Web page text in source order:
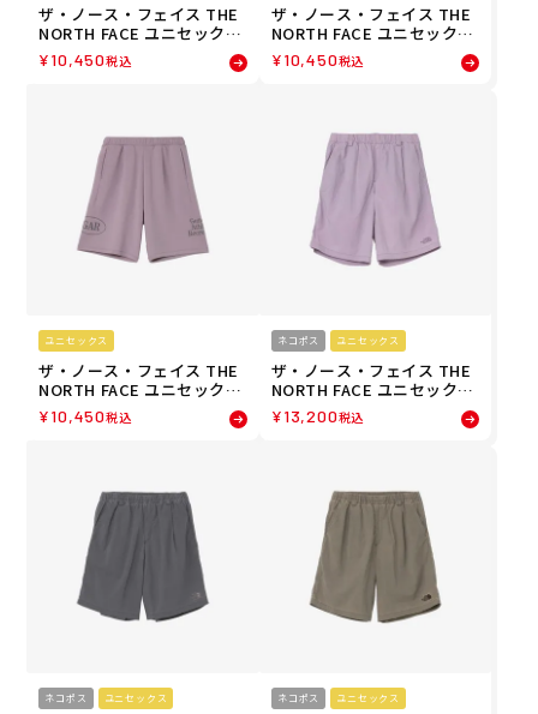
ザ・ノース・フェイス THE
NORTH FACE ユニセックス
GARスウェットショーツ シ
ョートパンツ ハーフパンツ
¥10,450税込
ザ・ノース・フェイス THE
NORTH FACE ユニセックス
GARスウェットショーツ シ
ョートパンツ ハーフパンツ
¥10,450税込
ユニセックス
ザ・ノース・フェイス THE
NORTH FACE ユニセックス
GARスウェットショーツ シ
ョートパンツ ハーフパンツ
¥10,450税込
ネコポス ユニセックス
ザ・ノース・フェイス THE
NORTH FACE ユニセックス
GARフェーデッドバギーシ
ョーツ ショートパンツ ハー
¥13,200税込
ネコポス ユニセックス ネコポス ユニセックス